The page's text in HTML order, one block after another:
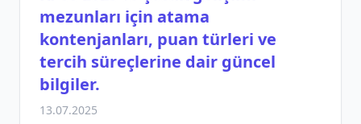
mezunları için atama
kontenjanları, puan türleri ve
tercih süreçlerine dair güncel
bilgiler.
13.07.2025